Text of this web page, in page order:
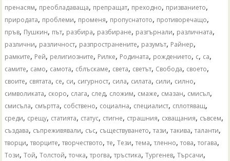
пренасям, преобладаваща, препращат, преходно, призванието,
природата, проблеми, променя, пропуснатото, противоречащо,
пръв, Пушкин, път, разбира, разбиране, разгърнали, различната,
различни, различност, разпространените, разумът, Райнер,
рамките, Рей, религиозните, Рилке, Родината, рождението, с, са,
самите, само, самота, сблъскаме, света, светът, Свобода, своето,
своите, святата, се, си, сигурност, сила, силата, сили, силно,
символиката, скоро, слага, след, сложим, смаже, смазан, смисъл,
смисъла, смъртта, собствено, социална, специалист, сплотяващ,
среди, срещу, статията, статус, стигне, страшния, схващания, съвсем,
създава, съпреживявали, със, съществуването,тази,такива,таланти,
творци,творците,творчеството,те,Тези,тема,тленно,това,тогава,
Този,Той,Толстой,точка,трогва,тръстика,Тургенев,Търсачи,